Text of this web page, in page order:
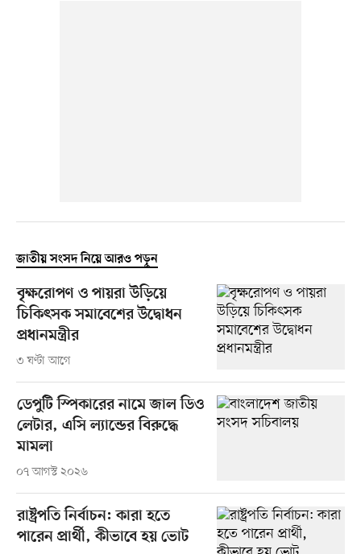
জাতীয় সংসদ নিয়ে আরও পড়ুন
বৃক্ষরোপণ ও পায়রা উড়িয়ে
চিকিৎসক সমাবেশের উদ্বোধন
প্রধানমন্ত্রীর
৩ ঘণ্টা আগে
ডেপুটি স্পিকারের নামে জাল ডিও
লেটার, এসি ল্যান্ডের বিরুদ্ধে
মামলা
০৭ আগস্ট ২০২৬
রাষ্ট্রপতি নির্বাচন: কারা হতে
পারেন প্রার্থী, কীভাবে হয় ভোট